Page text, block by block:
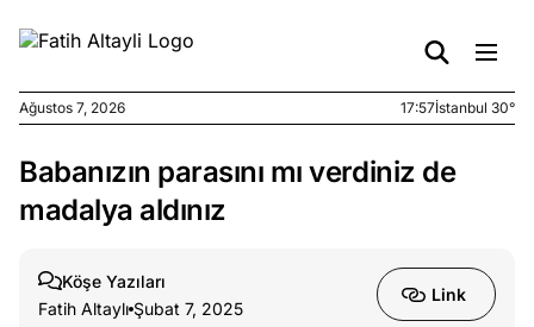
Ağustos
7, 2026
kimler
Ağustos 7, 2026 17:57İstanbul 30°
Babanızın parasını mı verdiniz de
madalya aldınız
Köşe Yazıları
Fatih Altaylı Şubat 7, 2025
Link